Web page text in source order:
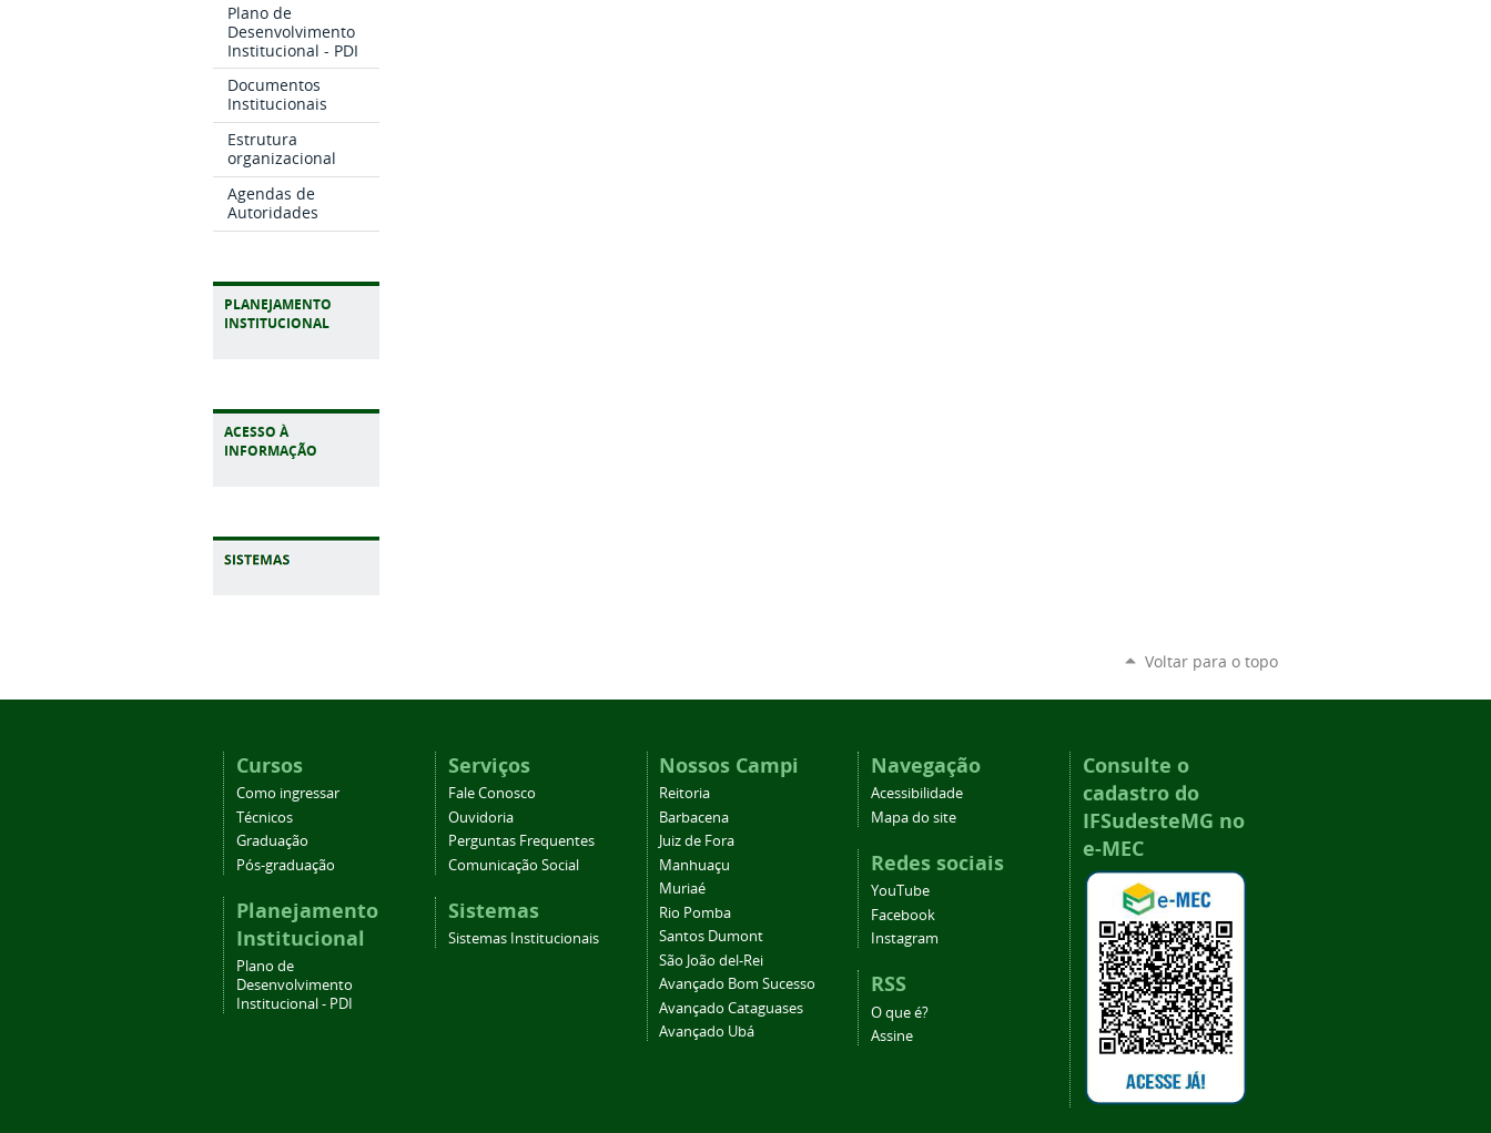
Plano de
Desenvolvimento
Institucional - PDI
Documentos
Institucionais
Estrutura
organizacional
Agendas de
Autoridades
PLANEJAMENTO
INSTITUCIONAL
ACESSO À
INFORMAÇÃO
Voltar para o topo
Cursos
Como ingressar
Técnicos
Graduação
Pós-graduação
Planejamento
Institucional
Plano de
Desenvolvimento
Institucional - PDI
Serviços
Fale Conosco
Ouvidoria
Perguntas Frequentes
Comunicação Social
Sistemas
Sistemas Institucionais
Nossos Campi
Reitoria
Barbacena
Juiz de Fora
Manhuaçu
Muriaé
Rio Pomba
Santos Dumont
São João del-Rei
Avançado Bom Sucesso
Avançado Cataguases
Avançado Ubá
Navegação
Acessibilidade
Mapa do site
Redes sociais
YouTube
Facebook
Instagram
RSS
O que é?
Assine
Consulte o
cadastro do
IFSudesteMG no
e-MEC